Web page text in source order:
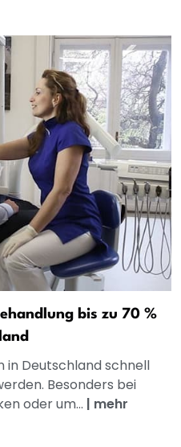
bis zu 70 %
in Deutschland schnell
Besonders bei
oder um... | mehr